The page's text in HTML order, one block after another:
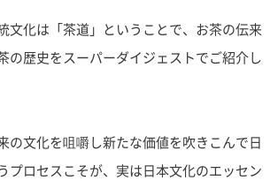
文化は「茶道」ということで、お茶の伝来
の歴史をスーパーダイジェストでご紹介し
の文化を咀嚼し新たな価値を吹きこんで日
プロセスこそが、実は日本文化のエッセン